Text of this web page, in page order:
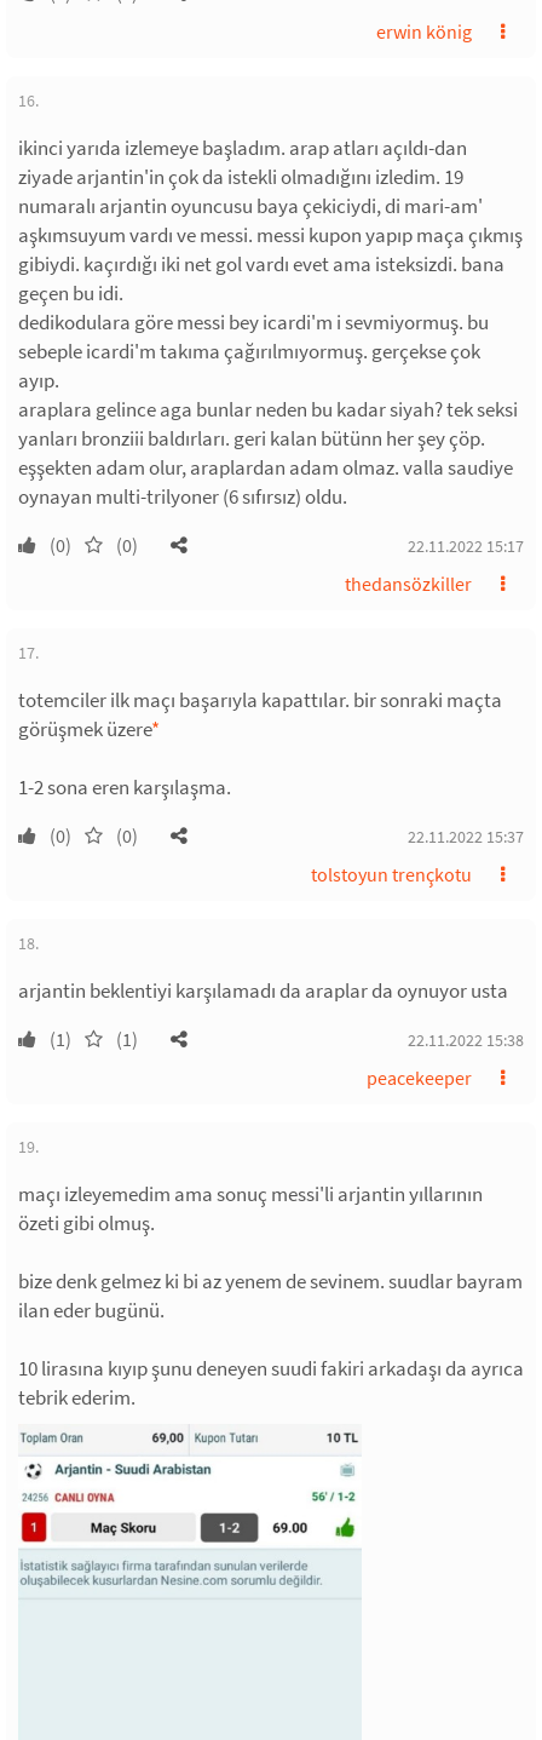
erwin könig
16.
ikinci yarıda izlemeye başladım. arap atları açıldı-dan
ziyade arjantin'in çok da istekli olmadığını izledim. 19
numaralı arjantin oyuncusu baya çekiciydi, di mari-am'
aşkımsuyum vardı ve messi. messi kupon yapıp maça çıkmış
gibiydi. kaçırdığı iki net gol vardı evet ama isteksizdi. bana
geçen bu idi.
dedikodulara göre messi bey icardi'm i sevmiyormuş. bu
sebeple icardi'm takıma çağırılmıyormuş. gerçekse çok
ayıp.
araplara gelince aga bunlar neden bu kadar siyah? tek seksi
yanları bronziii baldırları. geri kalan bütünn her şey çöp.
eşşekten adam olur, araplardan adam olmaz. valla saudiye
oynayan multi-trilyoner (6 sıfırsız) oldu.
(0) (0) 22.11.2022 15:17
thedansözkiller
17.
totemciler ilk maçı başarıyla kapattılar. bir sonraki maçta
görüşmek üzere*
1-2 sona eren karşılaşma.
(0) (0) 22.11.2022 15:37
tolstoyun trençkotu
18.
arjantin beklentiyi karşılamadı da araplar da oynuyor usta
(1) (1) 22.11.2022 15:38
peacekeeper
19.
maçı izleyemedim ama sonuç messi'li arjantin yıllarının
özeti gibi olmuş.
bize denk gelmez ki bi az yenem de sevinem. suudlar bayram
ilan eder bugünü.
10 lirasına kıyıp şunu deneyen suudi fakiri arkadaşı da ayrıca
tebrik ederim.